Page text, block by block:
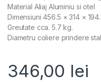
Material Aliaj Aluminiu si otel
Dimensiuni 456.5 × 314 ×
Greutate cca. 5.7 kg.
Diametru coliere prindere
346,00 lei